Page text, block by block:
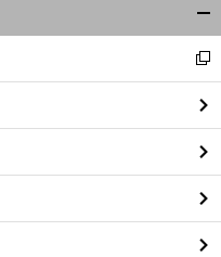
閉
る
新
し
い
ウ
ィ
ン
ド
ウ
で